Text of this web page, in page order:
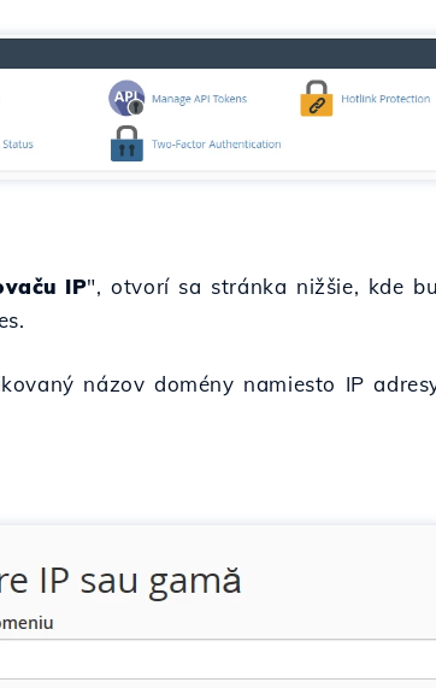
IP", otvorí sa stránka nižšie, kde
názov domény namiesto IP